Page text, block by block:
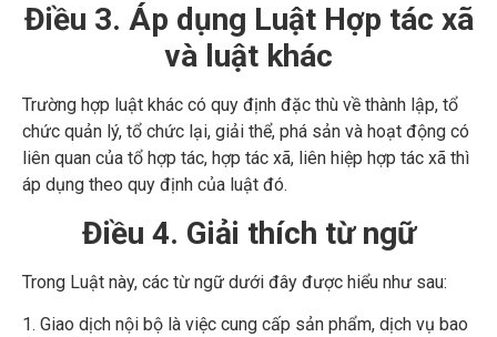
Điều 3. Áp dụng Luật Hợp tác xã
và luật khác
Trường hợp luật khác có quy định đặc thù về thành lập, tổ
chức quản lý, tổ chức lại, giải thể, phá sản và hoạt động có
liên quan của tổ hợp tác, hợp tác xã, liên hiệp hợp tác xã thì
áp dụng theo quy định của luật đó.
Điều 4. Giải thích từ ngữ
Trong Luật này, các từ ngữ dưới đây được hiểu như sau:
1. Giao dịch nội bộ là việc cung cấp sản phẩm, dịch vụ bao